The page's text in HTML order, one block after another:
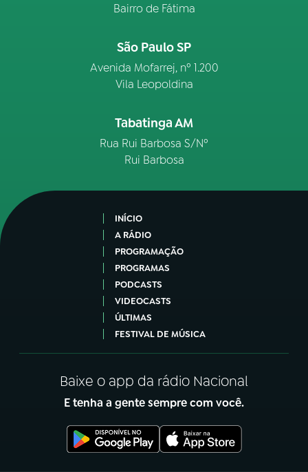
Bairro de Fátima
São Paulo SP
Avenida Mofarrej, nº 1.200
Vila Leopoldina
Tabatinga AM
Rua Rui Barbosa S/Nº
Rui Barbosa
INÍCIO
A RÁDIO
PROGRAMAÇÃO
PROGRAMAS
PODCASTS
VIDEOCASTS
ÚLTIMAS
FESTIVAL DE MÚSICA
Baixe o app da rádio Nacional
E tenha a gente sempre com você.